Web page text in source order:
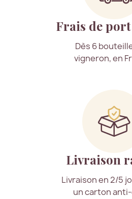
Frais de
Dès 6
vigneron, en
Livraison
Livraison en 2/5
un carton